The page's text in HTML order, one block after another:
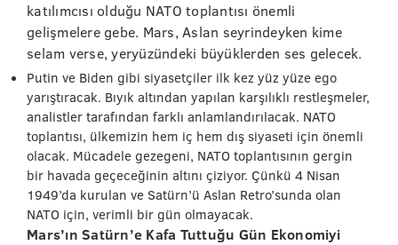
katılımcısı olduğu NATO toplantısı önemli
gelişmelere gebe. Mars, Aslan seyrindeyken kime
selam verse, yeryüzündeki büyüklerden ses gelecek.
Putin ve Biden gibi siyasetçiler ilk kez yüz yüze ego
yarıştıracak. Bıyık altından yapılan karşılıklı restleşmeler,
analistler tarafından farklı anlamlandırılacak. NATO
toplantısı, ülkemizin hem iç hem dış siyaseti için önemli
olacak. Mücadele gezegeni, NATO toplantısının gergin
bir havada geçeceğinin altını çiziyor. Çünkü 4 Nisan
1949’da kurulan ve Satürn’ü Aslan Retro’sunda olan
NATO için, verimli bir gün olmayacak.
Mars’ın Satürn’e Kafa Tuttuğu Gün Ekonomiyi